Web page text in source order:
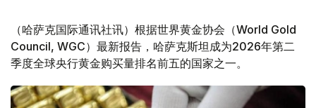
（哈萨克国际通讯社讯）根据世界黄金协会（World Gold
Council, WGC）最新报告，哈萨克斯坦成为2026年第二
季度全球央行黄金购买量排名前五的国家之一。